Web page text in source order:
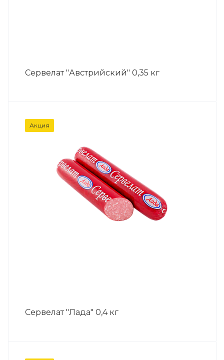
Сервелат "Австрийский" 0,35 кг
Акция
Сервелат "Лада" 0,4 кг